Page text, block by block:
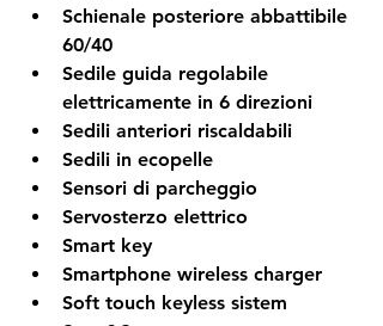
Schienale posteriore abbattibile
60/40
Sedile guida regolabile
elettricamente in 6 direzioni
Sedili anteriori riscaldabili
Sedili in ecopelle
Sensori di parcheggio
Servosterzo elettrico
Smart key
Smartphone wireless charger
Soft touch keyless sistem